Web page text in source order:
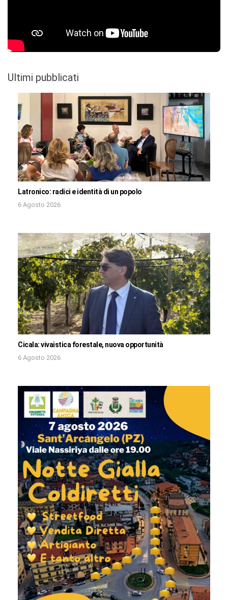
Ultimi pubblicati
Latronico: radici e identità di un popolo
6 Agosto 2026
Cicala: vivaistica forestale, nuova opportunità
6 Agosto 2026